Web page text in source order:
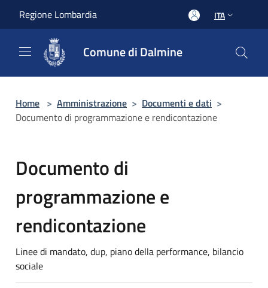
Regione Lombardia ITA
Comune di Dalmine
Home > Amministrazione > Documenti e dati >
Documento di programmazione e rendicontazione
Documento di
programmazione e
rendicontazione
Linee di mandato, dup, piano della performance, bilancio
sociale